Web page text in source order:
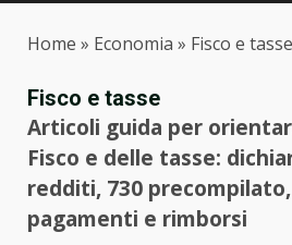
Home » Economia » Fisco e tasse
Fisco e tasse
Articoli guida per
Fisco e delle tasse:
redditi, 730
pagamenti e rimborsi